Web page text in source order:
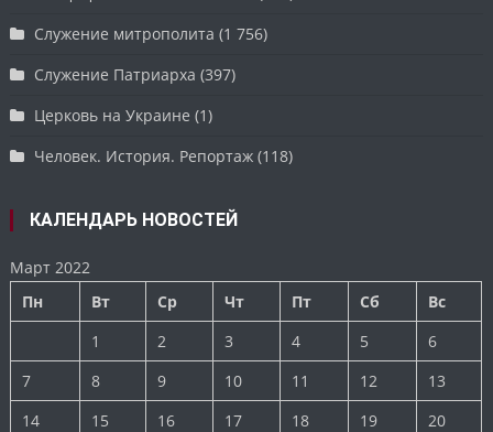
Служение митрополита (1 756)
Служение Патриарха (397)
Церковь на Украине (1)
Человек. История. Репортаж (118)
КАЛЕНДАРЬ НОВОСТЕЙ
Март 2022
Пн
Вт Ср Чт Пт Сб
Вс
1
2 3 4 5
6
7
8 9 10 11 12
13
14
15 16 17 18 19
20